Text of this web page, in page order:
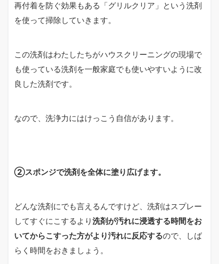
再付着を防ぐ効果もある「グリルクリア」という洗剤
を使って掃除していきます。
この洗剤はわたしたちがハウスクリーニングの現場で
も使っている洗剤を一般家庭でも使いやすいように改
良した洗剤です。
なので、洗浄力にはけっこう自信があります。
②スポンジで洗剤を全体に塗り広げます。
どんな洗剤にでも言えるんですけど、洗剤はスプレー
してすぐにこするより 洗剤が汚れに浸透する時間をお
いてからこすった方がより汚れに反応するので、しば
らく時間をおきましょう。